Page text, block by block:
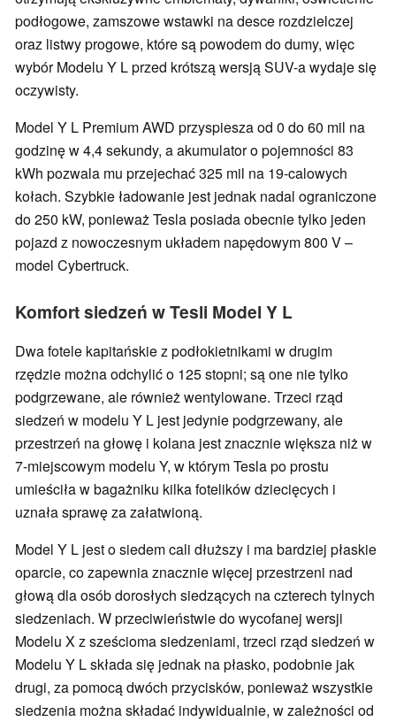
podłogowe, zamszowe wstawki na desce rozdzielczej
oraz listwy progowe, które są powodem do dumy, więc
wybór Modelu Y L przed krótszą wersją SUV-a wydaje się
oczywisty.
Model Y L Premium AWD przyspiesza od 0 do 60 mil na
godzinę w 4,4 sekundy, a akumulator o pojemności 83
kWh pozwala mu przejechać 325 mil na 19-calowych
kołach. Szybkie ładowanie jest jednak nadal ograniczone
do 250 kW, ponieważ Tesla posiada obecnie tylko jeden
pojazd z nowoczesnym układem napędowym 800 V –
model Cybertruck.
Komfort siedzeń w Tesli Model Y L
Dwa fotele kapitańskie z podłokietnikami w drugim
rzędzie można odchylić o 125 stopni; są one nie tylko
podgrzewane, ale również wentylowane. Trzeci rząd
siedzeń w modelu Y L jest jedynie podgrzewany, ale
przestrzeń na głowę i kolana jest znacznie większa niż w
7-miejscowym modelu Y, w którym Tesla po prostu
umieściła w bagażniku kilka fotelików dziecięcych i
uznała sprawę za załatwioną.
Model Y L jest o siedem cali dłuższy i ma bardziej płaskie
oparcie, co zapewnia znacznie więcej przestrzeni nad
głową dla osób dorosłych siedzących na czterech tylnych
siedzeniach. W przeciwieństwie do wycofanej wersji
Modelu X z sześcioma siedzeniami, trzeci rząd siedzeń w
Modelu Y L składa się jednak na płasko, podobnie jak
drugi, za pomocą dwóch przycisków, ponieważ wszystkie
siedzenia można składać indywidualnie, w zależności od